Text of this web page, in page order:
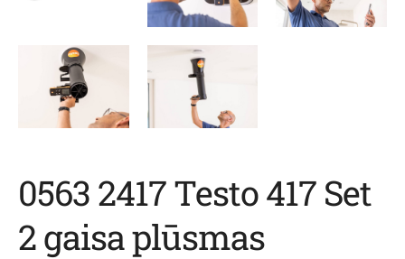
0563 2417 Testo 417 Set
2 gaisa plūsmas